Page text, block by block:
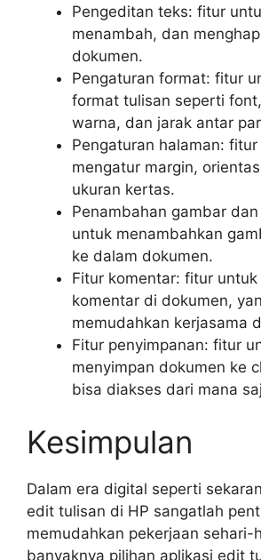
Pengeditan teks: fitur
menambah, dan
dokumen.
Pengaturan format: fitur
format tulisan seperti
warna, dan jarak antar
Pengaturan halaman:
mengatur margin,
ukuran kertas.
Penambahan gambar
untuk menambahkan
ke dalam dokumen.
Fitur komentar: fitur
komentar di dokumen,
memudahkan kerjasama
Fitur penyimpanan: fitur
menyimpan dokumen ke
bisa diakses dari mana
Kesimpulan
Dalam era digital seperti
edit tulisan di HP sangatlah
memudahkan pekerjaan sehari-
banyaknya pilihan aplikasi edit